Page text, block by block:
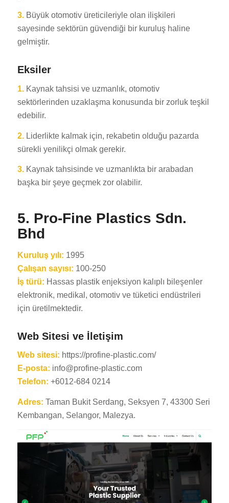
3. Büyük otomotiv üreticileriyle olan ilişkileri
sayesinde sektörün güvendiği bir kuruluş haline
gelmiştir.
Eksiler
1. Kaynak tahsisi ve uzmanlık, otomotiv
sektörlerinden uzaklaşma konusunda bir zorluk teşkil
edebilir.
2.Liderlikte kalmak için, rekabetin olduğu pazarda
sürekli yenilikçi olmak gerekir.
3. Kaynak tahsisinde ve uzmanlıkta bir arabadan
başka bir şeye geçmek zor olabilir.
5. Pro-Fine Plastics Sdn.
Bhd
Kuruluş yılı: 1995
Çalışan sayısı: 100-250
İş türü: Hassas plastik enjeksiyon kalıplı bileşenler
elektronik, medikal, otomotiv ve tüketici endüstrileri
için üretilmektedir.
Web Sitesi ve İletişim
Web sitesi: https://profine-plastic.com/
E-posta: info@profine-plastic.com
Telefon: +6012-684 0214
Adres: Taman Bukit Serdang, Seksyen 7, 43300 Seri
Kembangan, Selangor, Malezya.